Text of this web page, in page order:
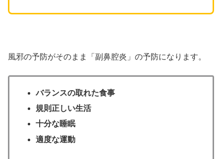
風邪の予防がそのまま「副鼻腔炎」の予防になります。
バランスの取れた食事
規則正しい生活
十分な睡眠
適度な運動